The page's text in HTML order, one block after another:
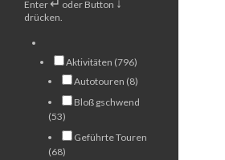
Enter
oder Button
drücken.
Aktivitäten (796)
Autotouren (8)
Bloß gschwend
(53)
Geführte Touren
(68)